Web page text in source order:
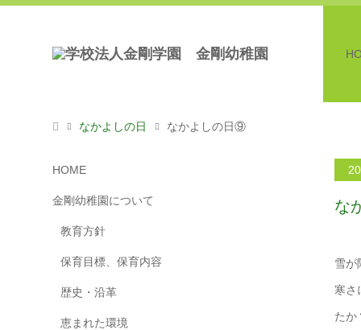
なかよしの日 なかよしの日⑨
な
雪が
寒さ
たか
HOME
金剛幼稚園について
教育方針
保育目標、保育内容
歴史・沿革
恵まれた環境